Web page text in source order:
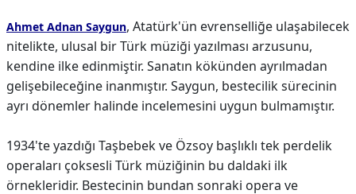
Ahmet Adnan Saygun, Atatürk'ün evrenselliğe ulaşabilecek
nitelikte, ulusal bir Türk müziği yazılması arzusunu,
kendine ilke edinmiştir. Sanatın kökünden ayrılmadan
gelişebileceğine inanmıştır. Saygun, bestecilik sürecinin
ayrı dönemler halinde incelemesini uygun bulmamıştır.
1934'te yazdığı Taşbebek ve Özsoy başlıklı tek perdelik
operaları çoksesli Türk müziğinin bu daldaki ilk
örnekleridir. Bestecinin bundan sonraki opera ve